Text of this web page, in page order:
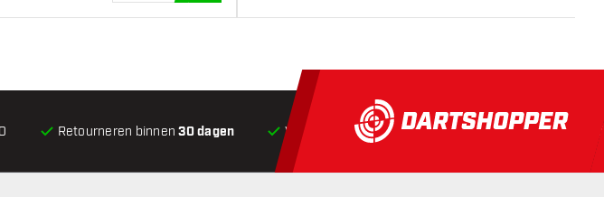
Retourneren binnen30 dagen Voor 22:00 besteld,vandaag verstuurd*